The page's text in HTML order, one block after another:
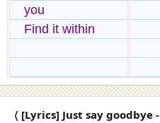
you
Find it within
〈 [Lyrics] Just say goodbye -